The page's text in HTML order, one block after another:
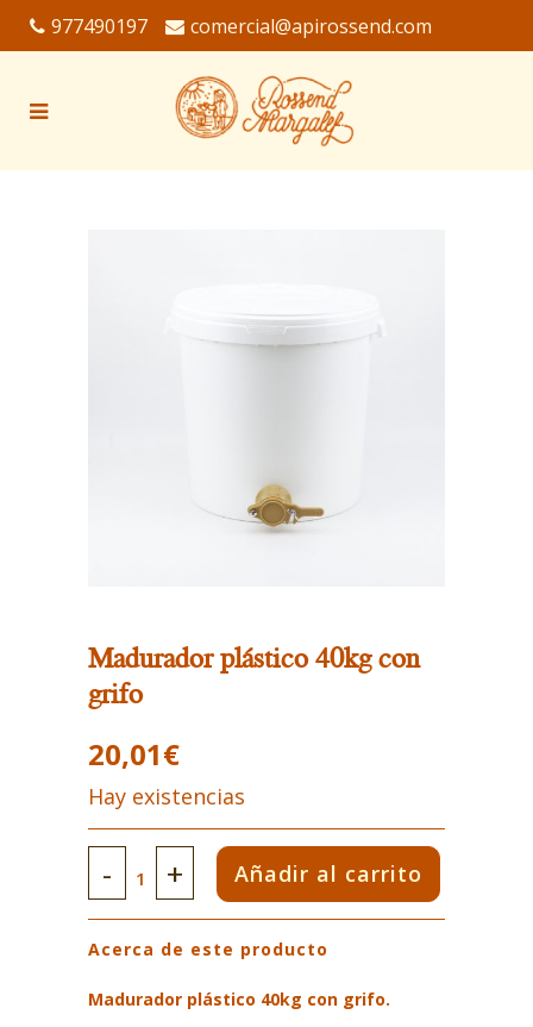
977490197 comercial@apirossend.com
Madurador plástico 40kg con
grifo
20,01€
Hay existencias
Madurador
40kg
con
Añadir al carrito
Acerca de este producto
Madurador plástico 40kg con grifo.